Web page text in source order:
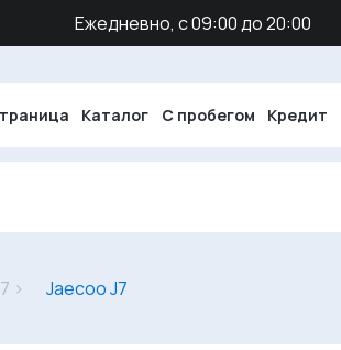
Ежедневно, с 09:00 до 20:00
Каталог С пробегом Кредит
› Jaecoo J7